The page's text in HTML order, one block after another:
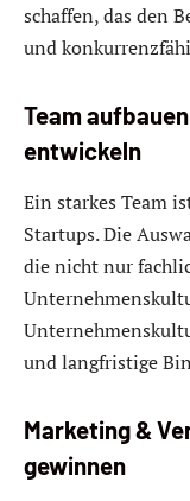
schaffen, das den
und
Team
entwickeln
Ein starkes Team
Startups. Die
die nicht nur
und langfristige
Marketing &
gewinnen